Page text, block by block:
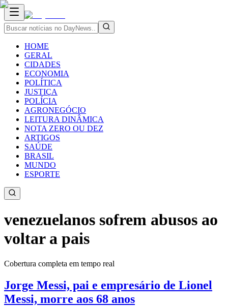
HOME
GERAL
CIDADES
ECONOMIA
POLÍTICA
JUSTIÇA
POLÍCIA
AGRONEGÓCIO
LEITURA DINÂMICA
NOTA ZERO OU DEZ
ARTIGOS
SAÚDE
BRASIL
MUNDO
ESPORTE
venezuelanos sofrem abusos ao
voltar a pais
Cobertura completa em tempo real
Jorge Messi, pai e empresário de Lionel
Messi, morre aos 68 anos